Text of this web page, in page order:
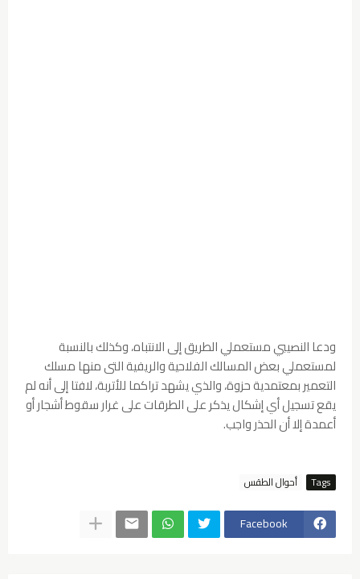
ودعا النصيبي مستعملي الطريق إلى الانتباه، وكذلك بالنسبة
لمستعملي بعض المسالك الفلاحية والريفية التى منها مسلك
التعمير بمعتمدية حزوة، والذي يشهد تراكما للأتربة، لافتا إلى أنه لم
يقع تسجيل أي إشكال يذكر على الطرقات على غرار سقوط أشجار أو
أعمدة إلا أن الحذر واجب.
Tags أحوال الطقس
Facebook